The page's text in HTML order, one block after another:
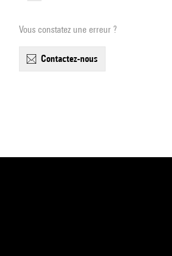
Vous constatez une erreur ?
contactez-nous